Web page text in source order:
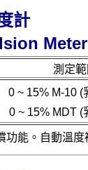
計
Meter
測定
0 ~ 15% M-10 (
0 ~ 15% MDT (
功能。自動溫